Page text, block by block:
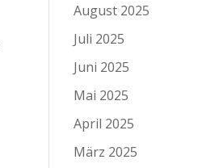
August 2025
Juli 2025
Juni 2025
Mai 2025
April 2025
März 2025